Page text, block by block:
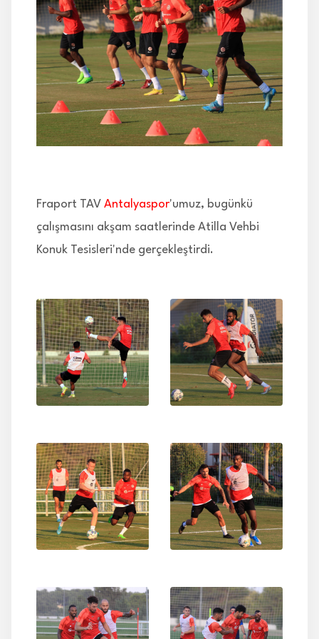
İLETİŞİM
Fraport TAV Antalyaspor'umuz, bugünkü
çalışmasını akşam saatlerinde Atilla Vehbi
Konuk Tesisleri'nde gerçekleştirdi.